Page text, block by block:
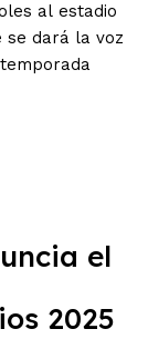
al estadio
se dará la voz
el
2025